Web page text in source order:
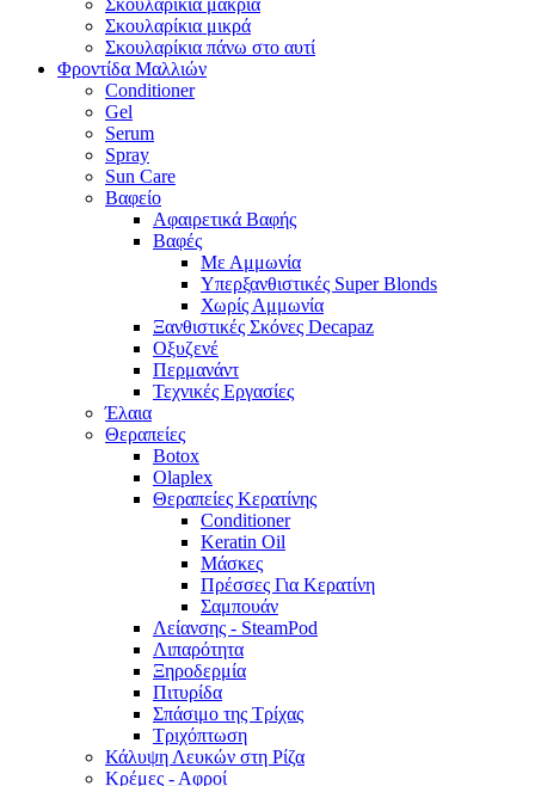
Σκουλαρίκια μικρά
Σκουλαρίκια πάνω στο αυτί
Φροντίδα Μαλλιών
Conditioner
Gel
Serum
Spray
Sun Care
Βαφείο
Αφαιρετικά Βαφής
Βαφές
Με Αμμωνία
Υπερξανθιστικές Super Blonds
Χωρίς Αμμωνία
Ξανθιστικές Σκόνες Decapaz
Οξυζενέ
Περμανάντ
Τεχνικές Εργασίες
Έλαια
Θεραπείες
Botox
Olaplex
Θεραπείες Κερατίνης
Conditioner
Keratin Oil
Μάσκες
Πρέσσες Για Κερατίνη
Σαμπουάν
Λείανσης - SteamPod
Λιπαρότητα
Ξηροδερμία
Πιτυρίδα
Σπάσιμο της Τρίχας
Τριχόπτωση
Κάλυψη Λευκών στη Ρίζα
Κρέμες - Αφροί